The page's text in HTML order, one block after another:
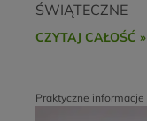
ŚWIĄTECZNE
CZYTAJ CAŁOŚĆ »
Praktyczne informacje